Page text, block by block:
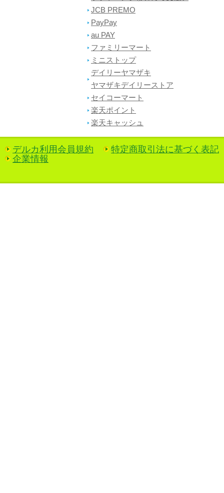
JCB PREMO
PayPay
au PAY
ファミリーマート
ミニストップ
デイリーヤマザキ
ヤマザキデイリーストア
セイコーマート
楽天ポイント
楽天キャッシュ
デルカ利用会員規約
特定商取引法に基づく表記
企業情報